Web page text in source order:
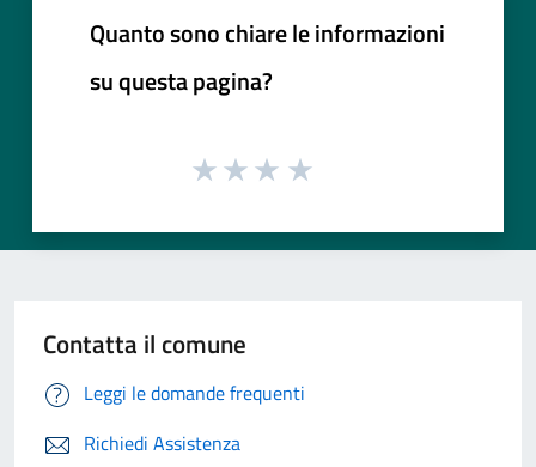
Quanto sono chiare le informazioni
su questa pagina?
Contatta il comune
Leggi le domande frequenti
Richiedi Assistenza